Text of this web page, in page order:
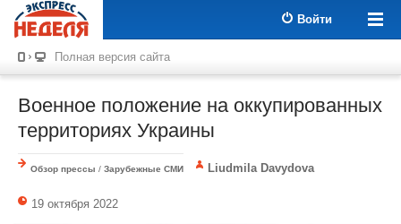
Войти
Полная версия сайта
Военное положение на оккупированных
территориях Украины
Обзор прессы / Зарубежные СМИ Liudmila Davydova
19 октября 2022